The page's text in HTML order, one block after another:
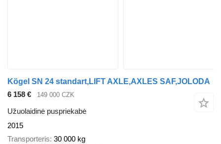
Kögel SN 24 standart,LIFT AXLE,AXLES SAF,JOLODA
6 158 €
149 000 CZK
Užuolaidinė puspriekabė
2015
Transporteris 30 000 kg